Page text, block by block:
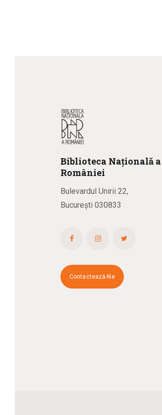
Biblioteca Națională a
României
Bulevardul Unirii 22,
București 030833
Contactează-Ne